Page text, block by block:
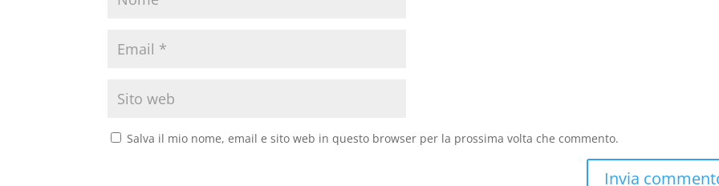
Salva il mio nome, email e sito web in questo browser per la prossima volta che commento.